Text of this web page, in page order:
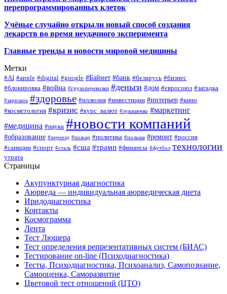
перепрограммированных клеток
Учёные случайно открыли новый способ создания
лекарств во время неудачного эксперимента
Главные тренды и новости мировой медицины
Метки
#AI #apple #digital #google #Байнет #банк #беларусь #бизнес
#блокировка #война #грузоперевозки #деньги #дом #евросоюз #загадка
#зарплата #здоровье #иллюзия #инвестиции #интерьер #кино
#косметология #кризис #курс_валют #лукашенко #маркетинг
#медицина #наука #новости компаний
#образование #переезд #пожар #политика #польша #ремонт #россия
#санкции #спорт #сталь #сша #трамп #финансы #футбол технологии
утрата
Страницы
Акупунктурная диагностика
Аюрведа — индивидуальная аюрведическая диета
Иридодиагностика
Контакты
Космограмма
Лента
Тест Люшера
Тест определения репрезентативных систем (БИАС)
Тестирование on-line (Психодиагностика)
Тесты, Психодиагностика, Психоанализ, Самопознание,
Самооценка, Саморазвитие
Цветовой тест отношений (ЦТО)